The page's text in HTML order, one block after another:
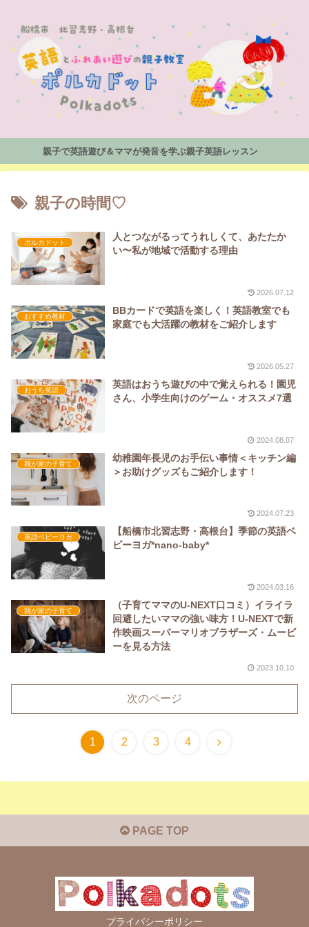
親子で英語遊び＆ママが発音を学ぶ親子英語レッスン
親子の時間♡
ポルカドット
人とつながるってうれしくて、あたたか
い〜私が地域で活動する理由
2026.07.12
おすすめ教材
BBカードで英語を楽しく！英語教室でも
家庭でも大活躍の教材をご紹介します
2026.05.27
おうち英語
英語はおうち遊びの中で覚えられる！園児
さん、小学生向けのゲーム・オススメ7選
2024.08.07
我が家の子育て
幼稚園年長児のお手伝い事情＜キッチン編
＞お助けグッズもご紹介します！
2024.07.23
英語ベビーヨガ
【船橋市北習志野・高根台】季節の英語ベ
ビーヨガ*nano-baby*
2024.03.16
我が家の子育て
（子育てママのU-NEXT口コミ）イライラ
回避したいママの強い味方！U-NEXTで新
作映画スーパーマリオブラザーズ・ムービ
ーを見る方法
2023.10.10
次のページ
1 2 3 4
PAGE TOP
プライバシーポリシー